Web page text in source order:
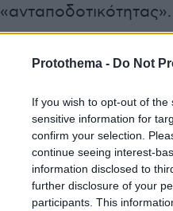
Protothema - Do Not
If you wish to opt-out of
sensitive information for
confirm your selection.
continue seeing interest-
information disclosed to
further disclosure of your
participants. This
«ανταποδοτικότητας».